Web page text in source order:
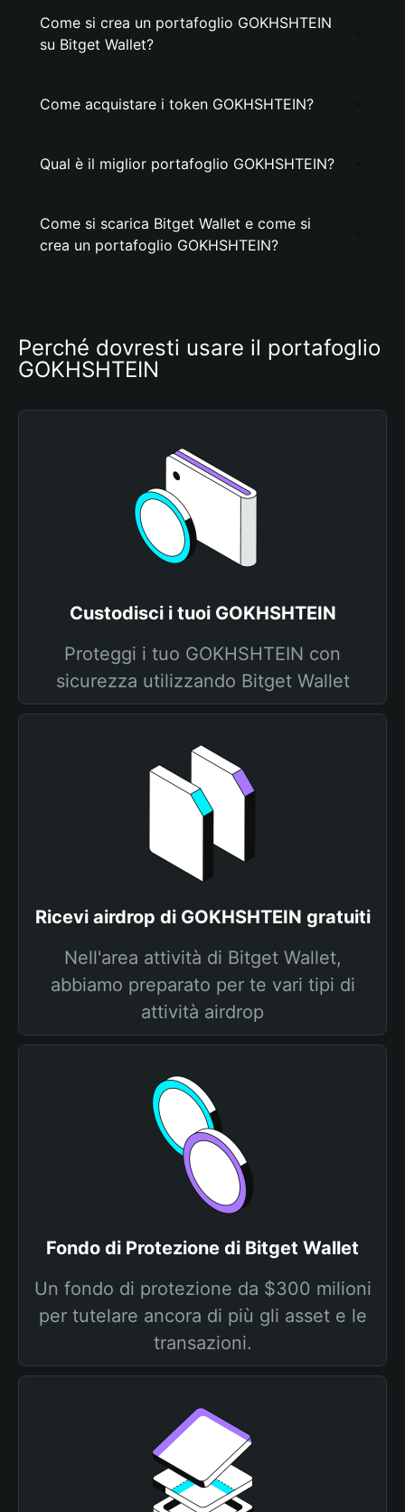
Come si crea un portafoglio GOKHSHTEIN
su Bitget Wallet?
Come acquistare i token GOKHSHTEIN?
Qual è il miglior portafoglio GOKHSHTEIN?
Come si scarica Bitget Wallet e come si
crea un portafoglio GOKHSHTEIN?
Perché dovresti usare il portafoglio
GOKHSHTEIN
Custodisci i tuoi GOKHSHTEIN
Proteggi i tuo GOKHSHTEIN con
sicurezza utilizzando Bitget Wallet
Ricevi airdrop di GOKHSHTEIN gratuiti
Nell'area attività di Bitget Wallet,
abbiamo preparato per te vari tipi di
attività airdrop
Fondo di Protezione di Bitget Wallet
Un fondo di protezione da $300 milioni
per tutelare ancora di più gli asset e le
transazioni.